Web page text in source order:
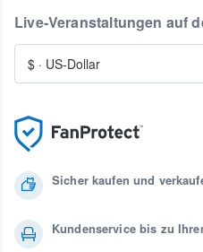
Sicher kaufen und
Kundenservice bis zu
Live-Veranstaltungen auf
$ · US-Dollar